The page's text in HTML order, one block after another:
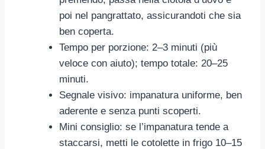
poi nel pangrattato, assicurandoti che sia
ben coperta.
Tempo per porzione: 2–3 minuti (più
veloce con aiuto); tempo totale: 20–25
minuti.
Segnale visivo: impanatura uniforme, ben
aderente e senza punti scoperti.
Mini consiglio: se l’impanatura tende a
staccarsi, metti le cotolette in frigo 10–15